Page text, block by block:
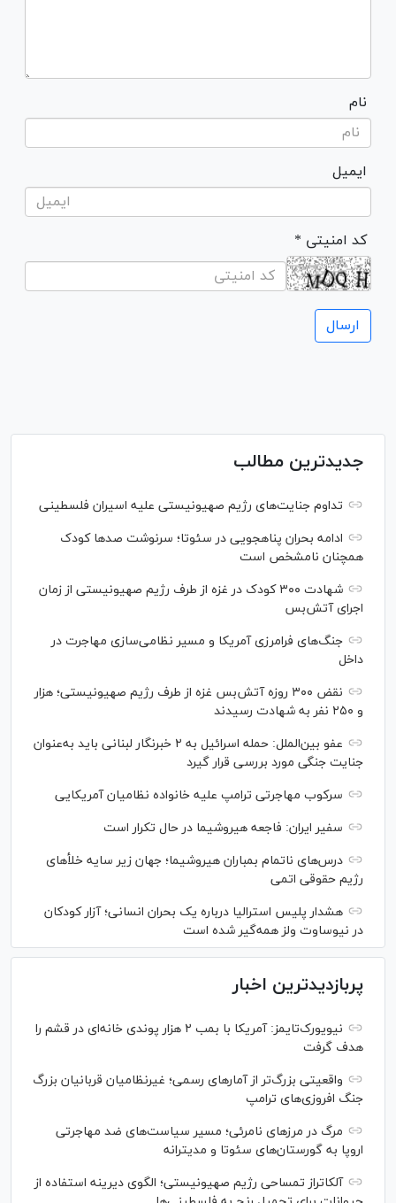
نام
ایمیل
* کد امنیتی
جدیدترین مطالب
تداوم جنایت‌های رژیم صهیونیستی علیه اسیران فلسطینی
ادامه بحران پناهجویی در سئوتا؛ سرنوشت صدها کودک
همچنان نامشخص است
شهادت ۳۰۰ کودک در غزه از طرف رژیم صهیونیستی از زمان
اجرای آتش‌بس
جنگ‌های فرامرزی آمریکا و مسیر نظامی‌سازی مهاجرت در
داخل
نقض ۳۰۰ روزه آتش‌بس غزه از طرف رژیم صهیونیستی؛ هزار
و ۲۵۰ نفر به شهادت رسیدند
عفو بین‌الملل: حمله اسرائیل به ۲ خبرنگار لبنانی باید به‌عنوان
جنایت جنگی مورد بررسی قرار گیرد
سرکوب مهاجرتی ترامپ علیه خانواده نظامیان آمریکایی
سفیر ایران: فاجعه هیروشیما در حال تکرار است
درس‌های ناتمام بمباران هیروشیما؛ جهان زیر سایه خلأ‌های
رژیم حقوقی اتمی
هشدار پلیس استرالیا درباره یک بحران انسانی؛ آزار کودکان
در نیوساوت ولز همه‌گیر شده است
پربازدیدترین اخبار
نیویورک‌تایمز: آمریکا با بمب ۲ هزار پوندی خانه‌ای در قشم را
هدف گرفت
واقعیتی بزرگ‌تر از آمار‌های رسمی؛ غیرنظامیان قربانیان بزرگ
جنگ افروزی‌های ترامپ
مرگ در مرز‌های نامرئی؛ مسیر سیاست‌های ضد مهاجرتی
اروپا به گورستان‌های سئوتا و مدیترانه
آلکاتراز تمساحی رژیم صهیونیستی؛ الگوی دیرینه استفاده از